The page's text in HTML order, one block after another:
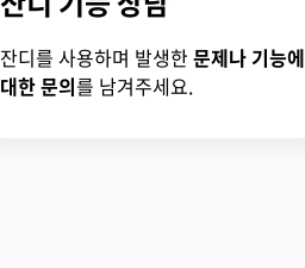
잔디를 사용하며 발생한 문제나 기능에
대한 문의를 남겨주세요.